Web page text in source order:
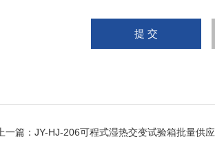
上一篇： JY-HJ-206可程式湿热交变试验箱批量供应